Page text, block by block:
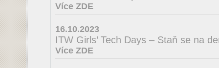
Více ZDE
16.10.2023
ITW Girls’ Tech Days – Staň se na
Více ZDE